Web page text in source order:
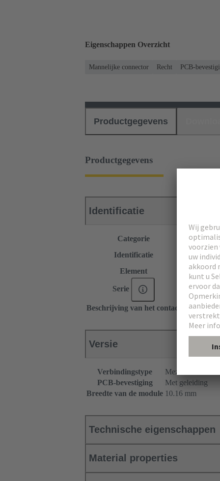
Eigenschappen Overzicht
Mannelijke connector Recht PCB-
Productgegevens
Productgegevens
Identificatie
Categorie
Connectors
Identificatie
T-module
T-
Element
Serie har-
Beschrijving van het contact Recht
Versie
Verbindingstype
Mezzanine
PCB-bevestiging
Met geleiding
Breedte van de module 10.16 mm
Technische eigenschappen
Material properties